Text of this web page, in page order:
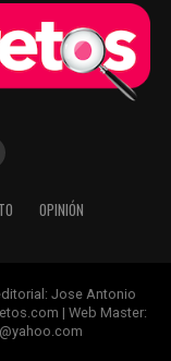
OPINIÓN
Jose Antonio
| Web Master: